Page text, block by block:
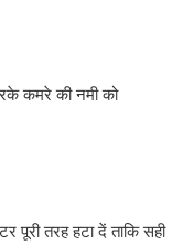
कमरे की नमी को
पूरी तरह हटा दें ताकि सही